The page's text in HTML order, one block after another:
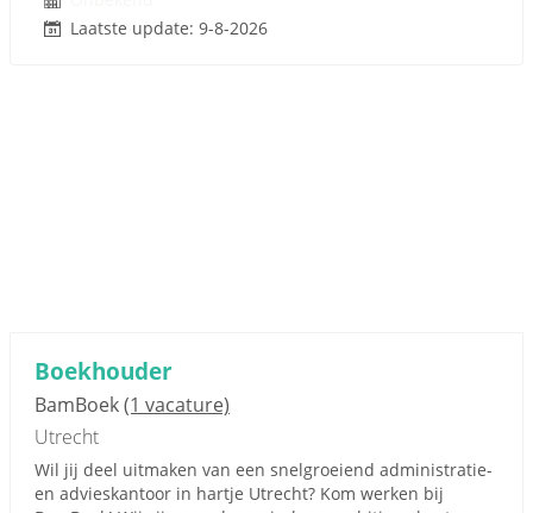
Laatste update: 9-8-2026
Boekhouder
BamBoek(1 vacature)
Utrecht
Wil jij deel uitmaken van een snelgroeiend administratie-
en advieskantoor in hartje Utrecht? Kom werken bij